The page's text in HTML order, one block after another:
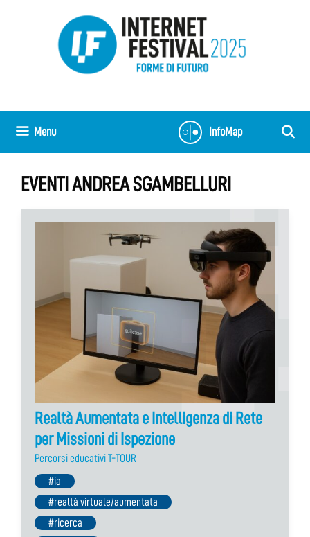
InfoMap
Menu
EVENTI ANDREA SGAMBELLURI
Realtà Aumentata e Intelligenza di Rete
per Missioni di Ispezione
Percorsi educativi T-TOUR
#ia
#realtà virtuale/aumentata
#ricerca